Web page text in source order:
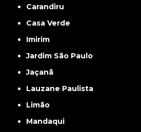
Carandiru
Casa Verde
Imirim
Jardim São Paulo
Jaçanã
Lauzane Paulista
Limão
Mandaqui